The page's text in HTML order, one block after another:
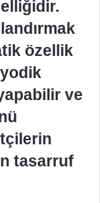
özellik
ve
tasarruf